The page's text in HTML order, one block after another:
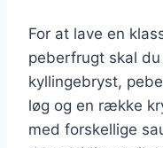
For at lave en
peberfrugt skal
kyllingebryst,
løg og en række
med forskellige